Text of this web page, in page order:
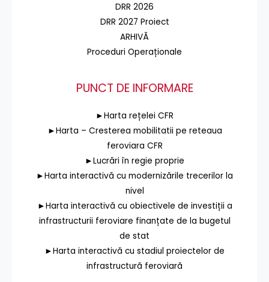
DRR 2026
DRR 2027 Proiect
ARHIVĂ
Proceduri Operaționale
PUNCT DE INFORMARE
►Harta rețelei CFR
►Harta – Cresterea mobilitatii pe reteaua
feroviara CFR
►Lucrări în regie proprie
►Harta interactivă cu modernizările trecerilor la
nivel
►Harta interactivă cu obiectivele de investiții a
infrastructurii feroviare finanțate de la bugetul
de stat
►Harta interactivă cu stadiul proiectelor de
infrastructură feroviară